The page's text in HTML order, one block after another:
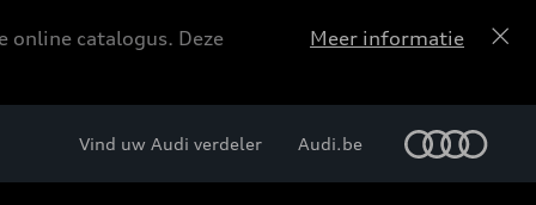
online catalogus. Deze
Meer informatie
Vind uw Audi verdeler Audi.be